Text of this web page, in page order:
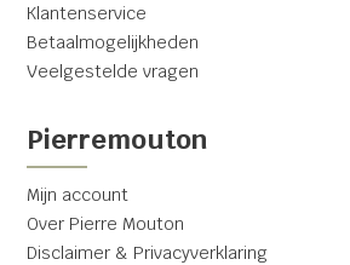
Klantenservice
Betaalmogelijkheden
Veelgestelde vragen
Pierremouton
Mijn account
Over Pierre Mouton
Disclaimer & Privacyverklaring